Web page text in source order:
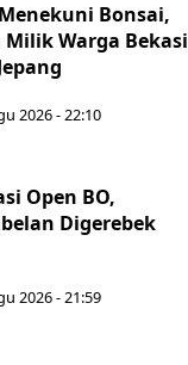
Bonsai,
Warga Bekasi
2026 - 22:10
Open BO,
Digerebek
2026 - 21:59